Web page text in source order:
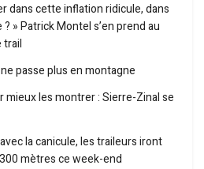
dans cette inflation ridicule, dans
» Patrick Montel s’en prend au
trail
passe plus en montagne
les montrer : Sierre-Zinal se
la canicule, les traileurs iront
mètres ce week-end